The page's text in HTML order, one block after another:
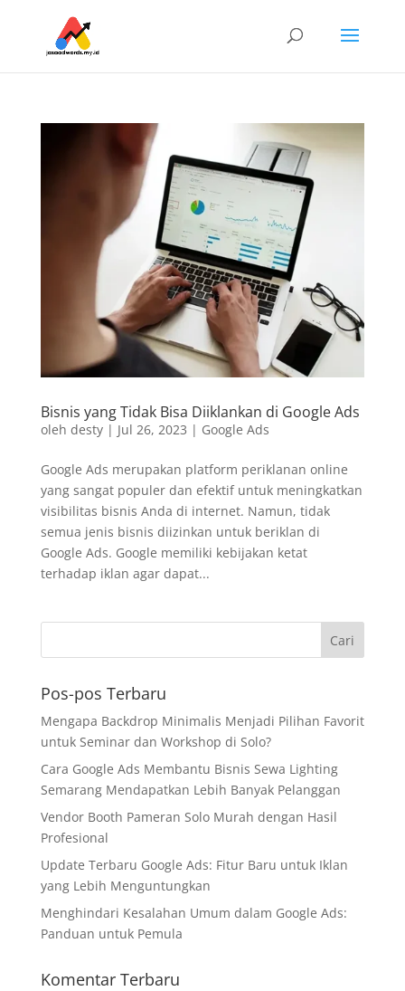
Bisnis yang Tidak Bisa Diiklankan di Google Ads
oleh desty| Jul 26, 2023 | Google Ads
Google Ads merupakan platform periklanan online
yang sangat populer dan efektif untuk meningkatkan
visibilitas bisnis Anda di internet. Namun, tidak
semua jenis bisnis diizinkan untuk beriklan di
Google Ads. Google memiliki kebijakan ketat
terhadap iklan agar dapat...
Pos-pos Terbaru
Mengapa Backdrop Minimalis Menjadi Pilihan Favorit
untuk Seminar dan Workshop di Solo?
Cara Google Ads Membantu Bisnis Sewa Lighting
Semarang Mendapatkan Lebih Banyak Pelanggan
Vendor Booth Pameran Solo Murah dengan Hasil
Profesional
Update Terbaru Google Ads: Fitur Baru untuk Iklan
yang Lebih Menguntungkan
Menghindari Kesalahan Umum dalam Google Ads:
Panduan untuk Pemula
Komentar Terbaru